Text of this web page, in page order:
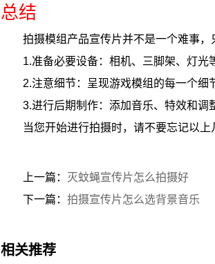
总结
拍摄模组产品宣传片并不是一个难事
1.准备必要设备：相机、三脚架、灯光
2.注意细节：呈现游戏模组的每一个细
3.进行后期制作：添加音乐、特效和调
当您开始进行拍摄时，请不要忘记以
上一篇：
灭蚊蝇宣传片怎么拍摄好
下一篇： 拍摄宣传片怎么选背景音乐
相关推荐